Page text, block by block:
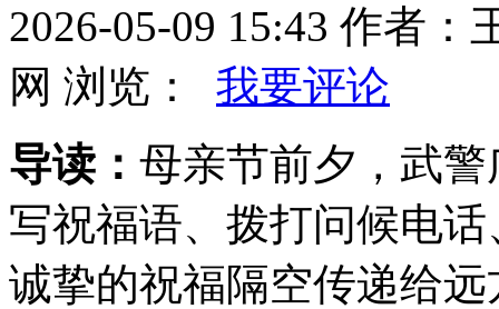
2026-05-09 15:43 作者
网 浏览：
我要评论
导读： 母亲节前夕，武
写祝福语、拨打问候电
诚挚的祝福隔空传递给